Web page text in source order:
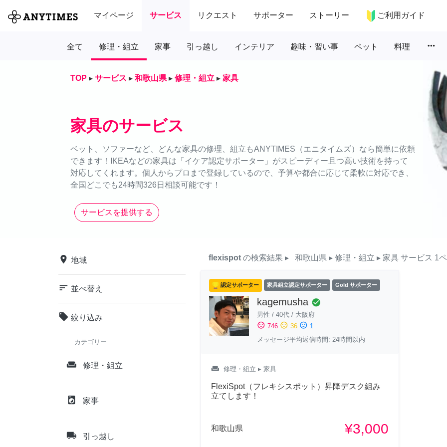
マイページ サービス リクエスト サポーター ストーリー ご利用ガイド
全て 修理・組立 家事 引っ越し インテリア 趣味・習い事 ペット 料理 more_horiz
TOP ▸ サービス ▸ 和歌山県 ▸ 修理・組立 ▸ 家具
家具のサービス
ベット、ソファーなど、どんな家具の修理、組立もANYTIMES（エニタイムズ）なら簡単に依頼
できます！IKEAなどの家具は「イケア認定サポーター」がスピーディー且つ高い技術を持って
対応してくれます。個人からプロまで登録しているので、予算や都合に応じて柔軟に対応でき、
全国どこでも24時間326日相談可能です！
サービスを提供する
place 地域
sort 並べ替え
local_offer 絞り込み
カテゴリー
weekend 修理・組立
local_laundry_service 家事
local_shipping 引っ越し
flexispot の検索結果 ▸ 和歌山県 ▸ 修理・組立 ▸ 家具 サービス 1
認定サポーター 家具組立認定サポーター Gold サポーター
kagemusha check_circle
男性 / 40代 / 大阪府
sentiment_satisfied 746 sentiment_neutral 36 sentiment_dissatisfied 1
メッセージ平均返信時間: 24時間以内
weekend 修理・組立 ▸ 家具
FlexiSpot（フレキシスポット）昇降デスク組み
立てします！
和歌山県 ¥3,000